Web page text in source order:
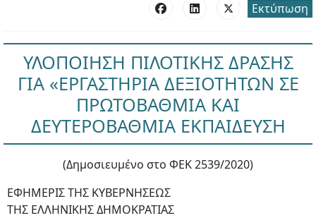
Εκτύπωση
ΥΛΟΠΟΙΗΣΗ ΠΙΛΟΤΙΚΗΣ ΔΡΑΣΗΣ
ΓΙΑ «ΕΡΓΑΣΤΗΡΙΑ ΔΕΞΙΟΤΗΤΩΝ ΣΕ
ΠΡΩΤΟΒΑΘΜΙΑ ΚΑΙ
ΔΕΥΤΕΡΟΒΑΘΜΙΑ ΕΚΠΑΙΔΕΥΣΗ
(Δημοσιευμένο στο ΦΕΚ 2539/2020)
ΕΦΗΜΕΡΙΣ ΤΗΣ ΚΥΒΕΡΝΗΣΕΩΣ
ΤΗΣ ΕΛΛΗΝΙΚΗΣ ΔΗΜΟΚΡΑΤΙΑΣ